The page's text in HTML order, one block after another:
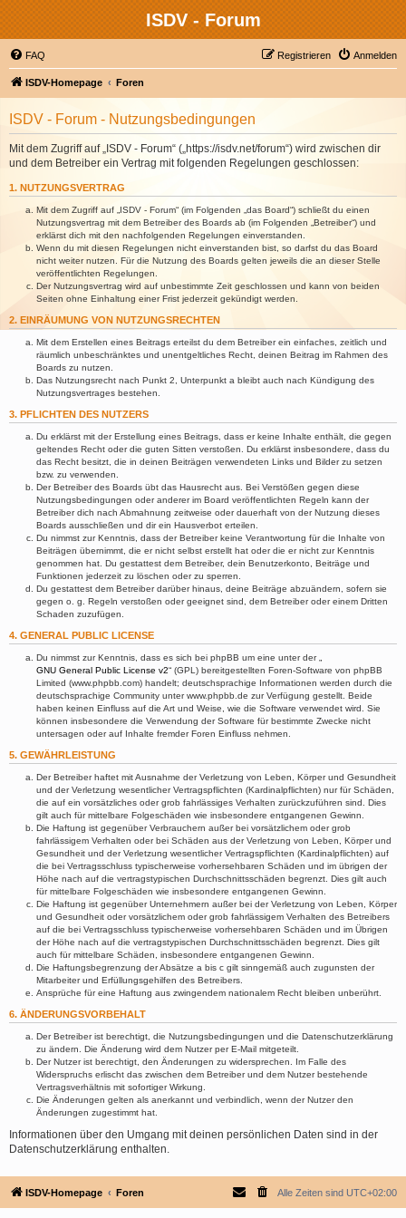
ISDV - Forum
FAQ Anmelden
Registrieren
ISDV-Homepage Foren
ISDV - Forum - Nutzungsbedingungen
Mit dem Zugriff auf „ISDV - Forum“ („https://isdv.net/forum“) wird zwischen dir
und dem Betreiber ein Vertrag mit folgenden Regelungen geschlossen:
1. NUTZUNGSVERTRAG
Mit dem Zugriff auf „ISDV - Forum“ (im Folgenden „das Board“) schließt du einen
Nutzungsvertrag mit dem Betreiber des Boards ab (im Folgenden „Betreiber“) und
erklärst dich mit den nachfolgenden Regelungen einverstanden.
Wenn du mit diesen Regelungen nicht einverstanden bist, so darfst du das Board
nicht weiter nutzen. Für die Nutzung des Boards gelten jeweils die an dieser Stelle
veröffentlichten Regelungen.
Der Nutzungsvertrag wird auf unbestimmte Zeit geschlossen und kann von beiden
Seiten ohne Einhaltung einer Frist jederzeit gekündigt werden.
2. EINRÄUMUNG VON NUTZUNGSRECHTEN
Mit dem Erstellen eines Beitrags erteilst du dem Betreiber ein einfaches, zeitlich und
räumlich unbeschränktes und unentgeltliches Recht, deinen Beitrag im Rahmen des
Boards zu nutzen.
Das Nutzungsrecht nach Punkt 2, Unterpunkt a bleibt auch nach Kündigung des
Nutzungsvertrages bestehen.
3. PFLICHTEN DES NUTZERS
Du erklärst mit der Erstellung eines Beitrags, dass er keine Inhalte enthält, die gegen
geltendes Recht oder die guten Sitten verstoßen. Du erklärst insbesondere, dass du
das Recht besitzt, die in deinen Beiträgen verwendeten Links und Bilder zu setzen
bzw. zu verwenden.
Der Betreiber des Boards übt das Hausrecht aus. Bei Verstößen gegen diese
Nutzungsbedingungen oder anderer im Board veröffentlichten Regeln kann der
Betreiber dich nach Abmahnung zeitweise oder dauerhaft von der Nutzung dieses
Boards ausschließen und dir ein Hausverbot erteilen.
Du nimmst zur Kenntnis, dass der Betreiber keine Verantwortung für die Inhalte von
Beiträgen übernimmt, die er nicht selbst erstellt hat oder die er nicht zur Kenntnis
genommen hat. Du gestattest dem Betreiber, dein Benutzerkonto, Beiträge und
Funktionen jederzeit zu löschen oder zu sperren.
Du gestattest dem Betreiber darüber hinaus, deine Beiträge abzuändern, sofern sie
gegen o. g. Regeln verstoßen oder geeignet sind, dem Betreiber oder einem Dritten
Schaden zuzufügen.
4. GENERAL PUBLIC LICENSE
Du nimmst zur Kenntnis, dass es sich bei phpBB um eine unter der „
GNU General Public License v2“ (GPL) bereitgestellten Foren-Software von phpBB
Limited (www.phpbb.com) handelt; deutschsprachige Informationen werden durch die
deutschsprachige Community unter www.phpbb.de zur Verfügung gestellt. Beide
haben keinen Einfluss auf die Art und Weise, wie die Software verwendet wird. Sie
können insbesondere die Verwendung der Software für bestimmte Zwecke nicht
untersagen oder auf Inhalte fremder Foren Einfluss nehmen.
5. GEWÄHRLEISTUNG
Der Betreiber haftet mit Ausnahme der Verletzung von Leben, Körper und Gesundheit
und der Verletzung wesentlicher Vertragspflichten (Kardinalpflichten) nur für Schäden,
die auf ein vorsätzliches oder grob fahrlässiges Verhalten zurückzuführen sind. Dies
gilt auch für mittelbare Folgeschäden wie insbesondere entgangenen Gewinn.
Die Haftung ist gegenüber Verbrauchern außer bei vorsätzlichem oder grob
fahrlässigem Verhalten oder bei Schäden aus der Verletzung von Leben, Körper und
Gesundheit und der Verletzung wesentlicher Vertragspflichten (Kardinalpflichten) auf
die bei Vertragsschluss typischerweise vorhersehbaren Schäden und im übrigen der
Höhe nach auf die vertragstypischen Durchschnittsschäden begrenzt. Dies gilt auch
für mittelbare Folgeschäden wie insbesondere entgangenen Gewinn.
Die Haftung ist gegenüber Unternehmern außer bei der Verletzung von Leben, Körper
und Gesundheit oder vorsätzlichem oder grob fahrlässigem Verhalten des Betreibers
auf die bei Vertragsschluss typischerweise vorhersehbaren Schäden und im Übrigen
der Höhe nach auf die vertragstypischen Durchschnittsschäden begrenzt. Dies gilt
auch für mittelbare Schäden, insbesondere entgangenen Gewinn.
Die Haftungsbegrenzung der Absätze a bis c gilt sinngemäß auch zugunsten der
Mitarbeiter und Erfüllungsgehilfen des Betreibers.
Ansprüche für eine Haftung aus zwingendem nationalem Recht bleiben unberührt.
6. ÄNDERUNGSVORBEHALT
Der Betreiber ist berechtigt, die Nutzungsbedingungen und die Datenschutzerklärung
zu ändern. Die Änderung wird dem Nutzer per E-Mail mitgeteilt.
Der Nutzer ist berechtigt, den Änderungen zu widersprechen. Im Falle des
Widerspruchs erlischt das zwischen dem Betreiber und dem Nutzer bestehende
Vertragsverhältnis mit sofortiger Wirkung.
Die Änderungen gelten als anerkannt und verbindlich, wenn der Nutzer den
Änderungen zugestimmt hat.
Informationen über den Umgang mit deinen persönlichen Daten sind in der
Datenschutzerklärung enthalten.
ISDV-Homepage Foren Alle Zeiten sind UTC+02:00